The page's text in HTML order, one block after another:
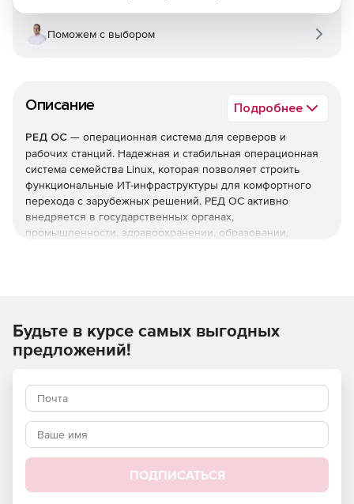
Описание Подробнее
РЕД ОС — операционная система для серверов и
рабочих станций. Надежная и стабильная операционная
система семейства Linux, которая позволяет строить
функциональные ИТ-инфраструктуры для комфортного
перехода с зарубежных решений. РЕД ОС активно
внедряется в государственных органах,
промышленности, здравоохранении, образовании,
обеспечения Минцифры России №3751 от 23.07.2017.
Разработка ведется в закрытом контуре РЕД СОФТ, все
коды и пакеты хранятся на территории РФ.
Сертифицирована ФСТЭК России
Имеет профиль защиты ОС типа «А» четвертого класса
защиты. ИТ.ОС.А4.ПЗ, соответствует требованиям по
безопасности информации к средствам виртуализации и
контейнеризации.
Преимущества
Поможем с выбором
Будьте в курсе самых выгодных
предложений!
ПОДПИСАТЬСЯ